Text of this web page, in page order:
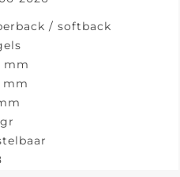
/ softback
mm
mm